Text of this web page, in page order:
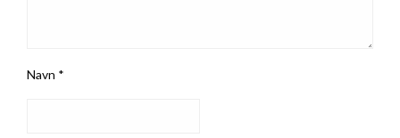
Navn *